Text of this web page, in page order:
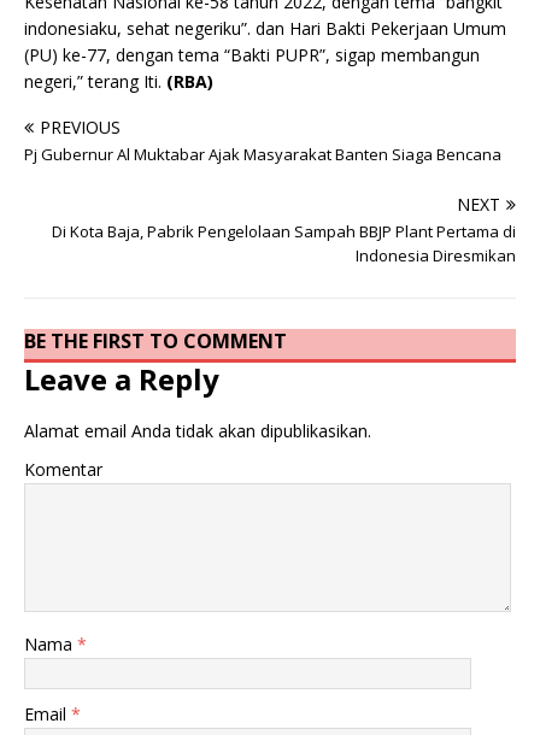
indonesiaku, sehat negeriku”. dan Hari Bakti Pekerjaan Umum
(PU) ke-77, dengan tema “Bakti PUPR”, sigap membangun
negeri,” terang Iti. (RBA)
PREVIOUS
Pj Gubernur Al Muktabar Ajak Masyarakat Banten Siaga Bencana
NEXT
Di Kota Baja, Pabrik Pengelolaan Sampah BBJP Plant Pertama di
Indonesia Diresmikan
BE THE FIRST TO COMMENT
Leave a Reply
Alamat email Anda tidak akan dipublikasikan.
Komentar
Nama *
Email *